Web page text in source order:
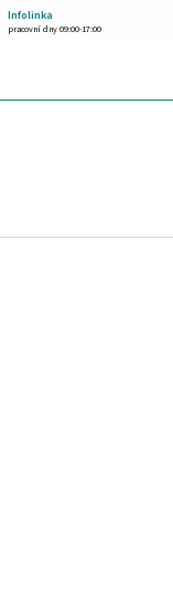
Infolinka
pracovní dny 09:00-17:00